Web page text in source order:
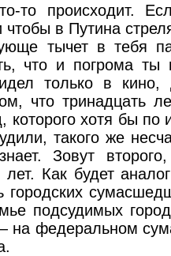
то происходит.
чтобы в Путина
тычет в тебя
что и погрома ты
только в
что тринадцать
которого хотя бы по
такого же
Зовут второго,
Как будет
городских
подсудимых
на федеральном